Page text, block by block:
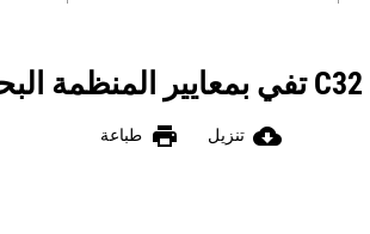
cloud_download تنزيل print طباعة